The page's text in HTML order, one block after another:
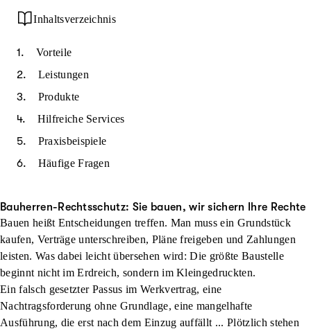
Inhaltsverzeichnis
Vorteile
Leistungen
Produkte
Hilfreiche Services
Praxisbeispiele
Häufige Fragen
Bauherren-Rechtsschutz: Sie bauen, wir sichern Ihre Rechte
Bauen heißt Entscheidungen treffen. Man muss ein Grundstück
kaufen, Verträge unterschreiben, Pläne freigeben und Zahlungen
leisten. Was dabei leicht übersehen wird: Die größte Baustelle
beginnt nicht im Erdreich, sondern im Kleingedruckten.
Ein falsch gesetzter Passus im Werkvertrag, eine
Nachtragsforderung ohne Grundlage, eine mangelhafte
Ausführung, die erst nach dem Einzug auffällt ... Plötzlich stehen